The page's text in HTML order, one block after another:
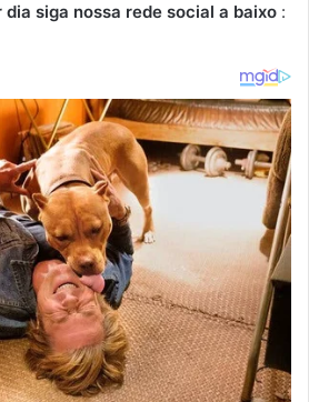
siga nossa rede social a baixo :